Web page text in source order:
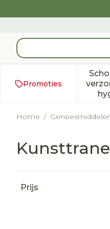
Product, merk,
Promoties
Home /
Prijs